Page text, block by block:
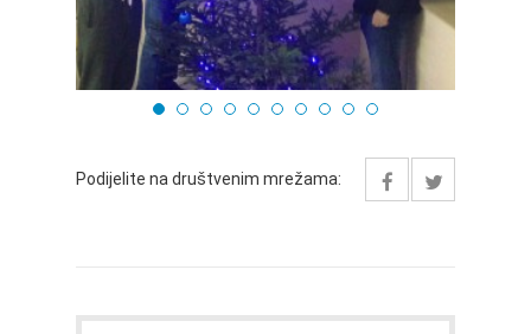
Podijelite na društvenim mrežama: